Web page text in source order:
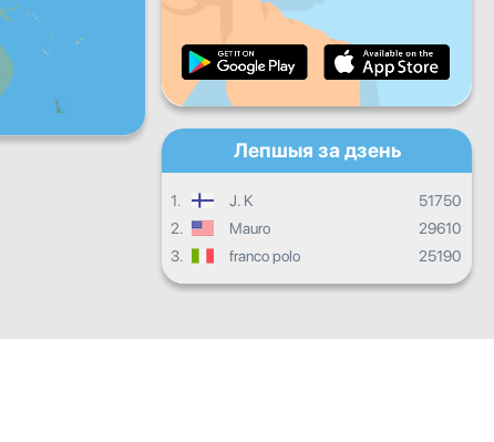
Агульны прагрэс
Лепшыя за дзень
1. J. K
51750
2.
Mauro
29610
3.
franco polo 25190